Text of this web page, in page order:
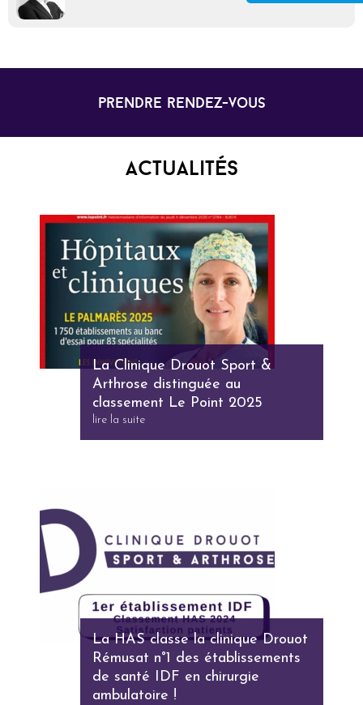
prendre rendez-vous
Actualités
La Clinique Drouot Sport &
Arthrose distinguée au
classement Le Point 2025
lire la suite
La HAS classe la clinique Drouot
Rémusat n°1 des établissements
de santé IDF en chirurgie
ambulatoire !